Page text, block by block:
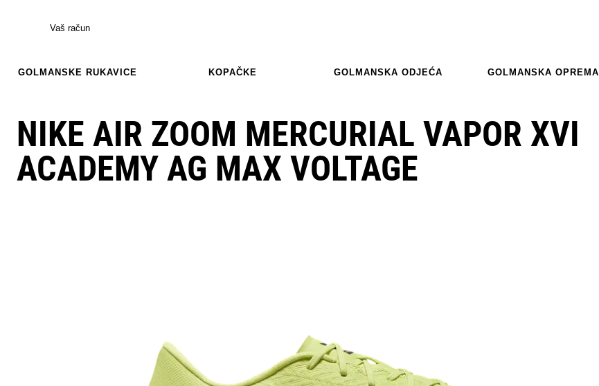
Vaš račun
GOLMANSKE RUKAVICE KOPAČKE GOLMANSKA ODJEĆA GOLMANSKA OPREMA
NIKE AIR ZOOM MERCURIAL VAPOR XVI
ACADEMY AG MAX VOLTAGE